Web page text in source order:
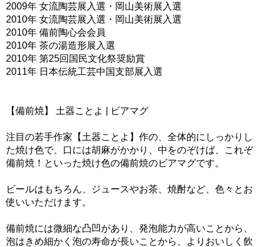
2009年 女流陶芸展入選・岡山美術展入選
2010年 女流陶芸展入選・岡山美術展入選
2010年 備前陶心会会員
2010年 茶の湯造形展入選
2010年 第25回国民文化祭奨励賞
2011年 日本伝統工芸中国支部展入選
【備前焼】 土器ことよ | ビアマグ
注目の若手作家【土器ことよ】作の、全体的にしっかりし
た焼け色で、口には胡麻がかかり、中をのぞけば、これぞ
備前焼！といった焼け色の備前焼のビアマグです。
ビールはもちろん、ジュースやお茶、焼酎など、色々とお
使いいただけます。
備前焼には微細な凸凹があり、発泡能力が高いことから、
泡はきめ細かく泡の寿命が長いことから、よりおいしく飲